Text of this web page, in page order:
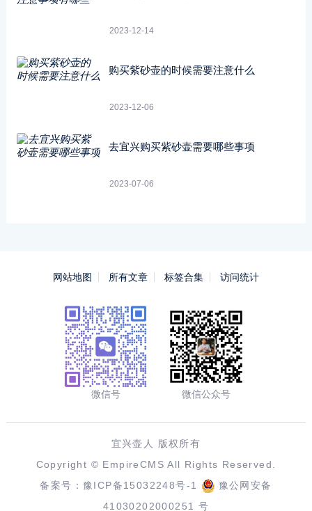
2023-12-14
购买紫砂壶的时候需要注意什么
2023-12-06
去宜兴购买紫砂壶需要哪些事项
2023-07-06
网站地图 所有文章 标签合集 访问统计
微信号 微信公众号
宜兴壶人 版权所有
Copyright © EmpireCMS All Rights Reserved.
备案号：豫ICP备15032248号-1
豫公网安备
41030202000251 号